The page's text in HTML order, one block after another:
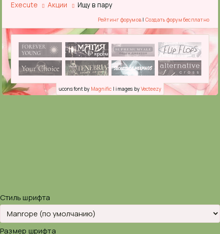
Execute Акции Ищу в пару
Рейтинг форумов | Создать форум бесплатно
ucons font by Magnific | images by Vecteezy
Стиль шрифта
Размер шрифта